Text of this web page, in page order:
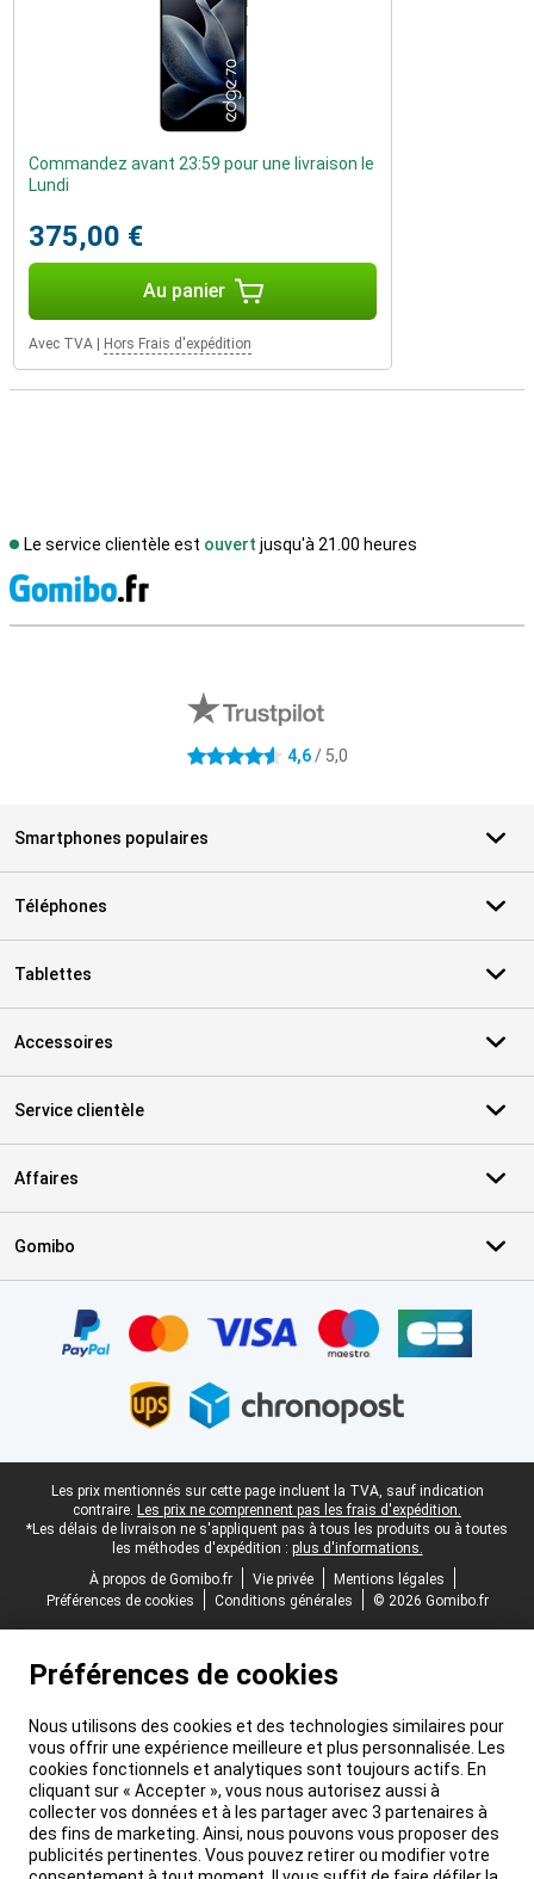
Commandez avant 23:59 pour une livraison le
Lundi
375,00 €
Au panier
Avec TVA Hors Frais d'expédition
Le service clientèle est ouvert jusqu'à 21.00 heures
4.6 étoiles 4,6/ 5,0
Smartphones populaires
Téléphones
Tablettes
Accessoires
Service clientèle
Affaires
Gomibo
Pied-de-page légal
Les prix mentionnés sur cette page incluent la TVA, sauf indication
contraire. Les prix ne comprennent pas les frais d'expédition.
*Les délais de livraison ne s'appliquent pas à tous les produits ou à toutes
les méthodes d'expédition : plus d'informations.
À propos de Gomibo.fr
Vie privée
Mentions légales
Préférences de cookies
Conditions générales © 2026 Gomibo.fr
Préférences de cookies
Nous utilisons des cookies et des technologies similaires pour
vous offrir une expérience meilleure et plus personnalisée. Les
cookies fonctionnels et analytiques sont toujours actifs. En
cliquant sur « Accepter », vous nous autorisez aussi à
collecter vos données et à les partager avec 3 partenaires à
des fins de marketing. Ainsi, nous pouvons vous proposer des
publicités pertinentes. Vous pouvez retirer ou modifier votre